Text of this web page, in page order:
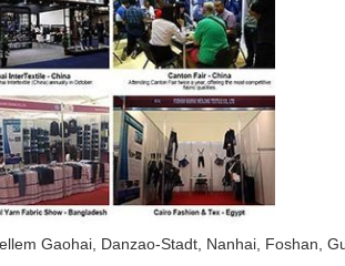
Gaohai, Danzao-Stadt, Nanhai, Foshan,